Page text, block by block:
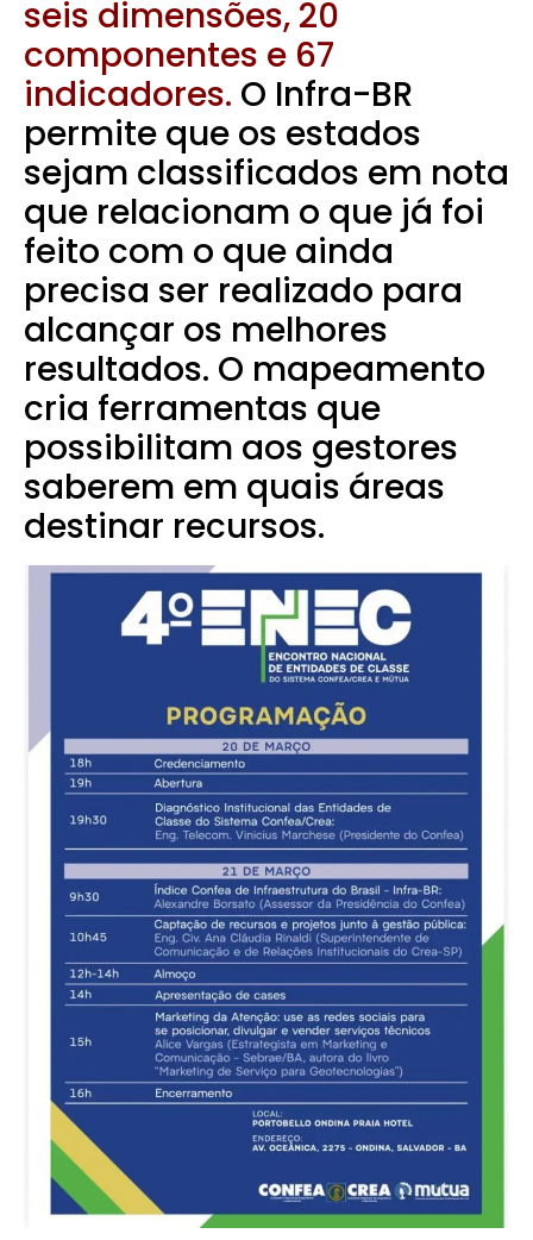
seis dimensões, 20
componentes e 67
indicadores. O Infra-BR
permite que os estados
sejam classificados em nota
que relacionam o que já foi
feito com o que ainda
precisa ser realizado para
alcançar os melhores
resultados. O mapeamento
cria ferramentas que
possibilitam aos gestores
saberem em quais áreas
destinar recursos.